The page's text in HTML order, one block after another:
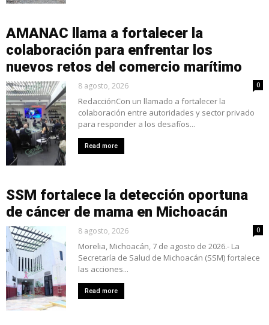
AMANAC llama a fortalecer la
colaboración para enfrentar los
nuevos retos del comercio marítimo
8 agosto, 2026 0
RedacciónCon un llamado a fortalecer la
colaboración entre autoridades y sector privado
para responder a los desafíos...
Read more
SSM fortalece la detección oportuna
de cáncer de mama en Michoacán
8 agosto, 2026 0
Morelia, Michoacán, 7 de agosto de 2026.- La
Secretaría de Salud de Michoacán (SSM) fortalece
las acciones...
Read more